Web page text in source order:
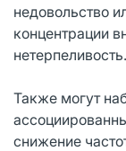
недовольство
концентрации
нетерпеливость.
Также могут
снижение